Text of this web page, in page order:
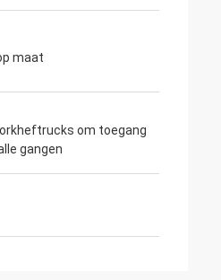
maat
om toegang
gangen